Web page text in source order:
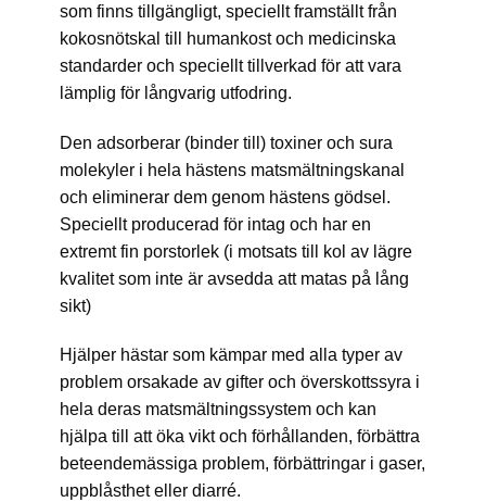
som finns tillgängligt, speciellt framställt från
kokosnötskal till humankost och medicinska
standarder och speciellt tillverkad för att vara
lämplig för långvarig utfodring.
Den adsorberar (binder till) toxiner och sura
molekyler i hela hästens matsmältningskanal
och eliminerar dem genom hästens gödsel.
Speciellt producerad för intag och har en
extremt fin porstorlek (i motsats till kol av lägre
kvalitet som inte är avsedda att matas på lång
sikt)
Hjälper hästar som kämpar med alla typer av
problem orsakade av gifter och överskottssyra i
hela deras matsmältningssystem och kan
hjälpa till att öka vikt och förhållanden, förbättra
beteendemässiga problem, förbättringar i gaser,
uppblåsthet eller diarré.